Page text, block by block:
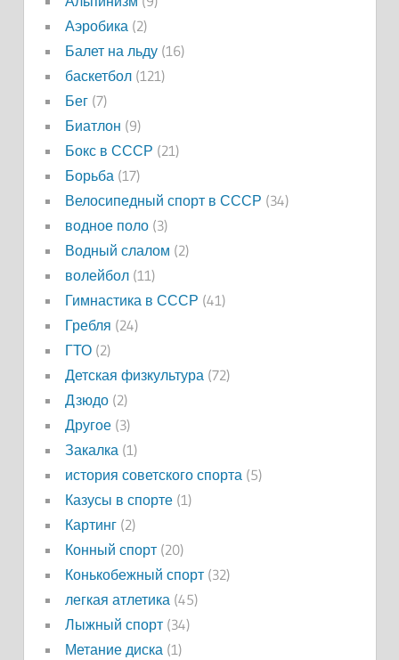
Аэробика(2)
Балет на льду(16)
баскетбол(121)
Бег(7)
Биатлон (9)
Бокс в СССР (21)
Борьба(17)
Велосипедный спорт в СССР (34)
водное поло(3)
Водный слалом (2)
волейбол(11)
Гимнастика в СССР (41)
Гребля (24)
ГТО(2)
Детская физкультура(72)
Дзюдо(2)
Другое(3)
Закалка(1)
история советского спорта(5)
Казусы в спорте(1)
Картинг(2)
Конный спорт(20)
Конькобежный спорт(32)
легкая атлетика(45)
Лыжный спорт(34)
Метание диска(1)